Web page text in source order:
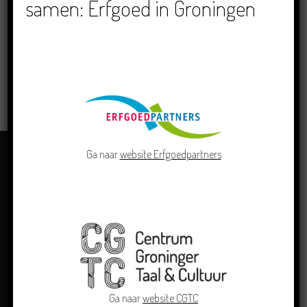
Groninger Archieven, Stad
samen: Erfgoed in Groningen
Ga naarwebsite Erfgoedpartners
Ga naarwebsite CGTC